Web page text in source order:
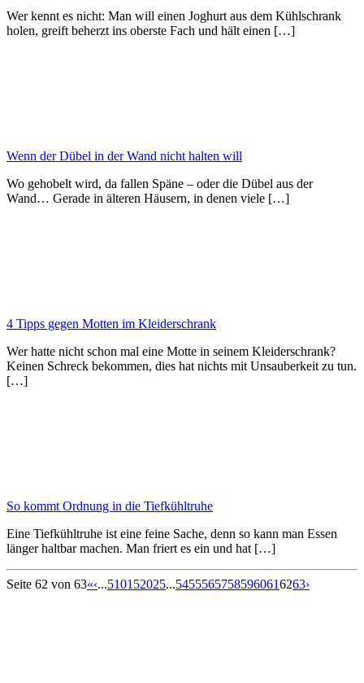
Wer kennt es nicht: Man will einen Joghurt aus dem Kühlschrank
holen, greift beherzt ins oberste Fach und hält einen […]
Wenn der Dübel in der Wand nicht halten will
Wo gehobelt wird, da fallen Späne – oder die Dübel aus der
Wand… Gerade in älteren Häusern, in denen viele […]
4 Tipps gegen Motten im Kleiderschrank
Wer hatte nicht schon mal eine Motte in seinem Kleiderschrank?
Keinen Schreck bekommen, dies hat nichts mit Unsauberkeit zu tun.
[…]
So kommt Ordnung in die Tiefkühltruhe
Eine Tiefkühltruhe ist eine feine Sache, denn so kann man Essen
länger haltbar machen. Man friert es ein und hat […]
Seite 62 von 63«‹...510152025...54555657585960616263›